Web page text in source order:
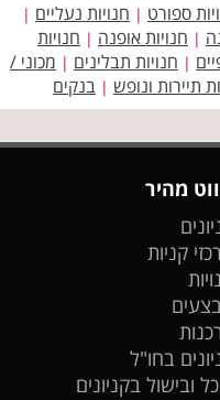
ספורט | חנויות נעליים |
| חנויות אופנה | חנויות
| חנויות תבלינים | מכוני /
תיירות ונופש | בנקים
מהיר
קניות
בחו"ל
ובישול בקניונים